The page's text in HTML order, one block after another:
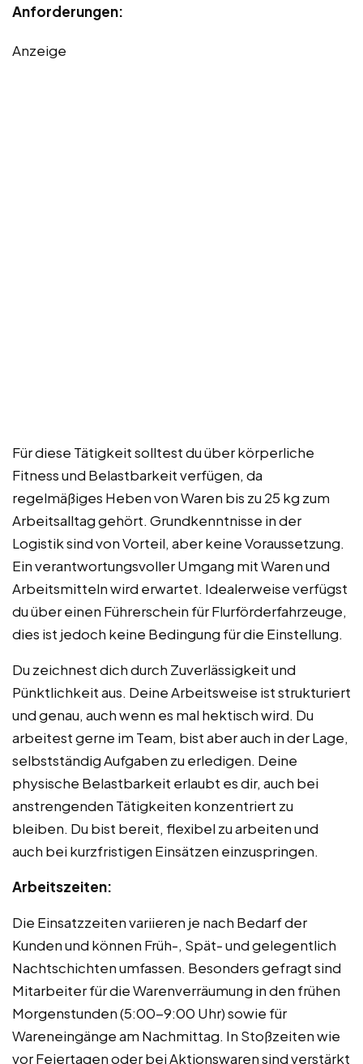
Anforderungen:
Anzeige
Für diese Tätigkeit solltest du über körperliche
Fitness und Belastbarkeit verfügen, da
regelmäßiges Heben von Waren bis zu 25 kg zum
Arbeitsalltag gehört. Grundkenntnisse in der
Logistik sind von Vorteil, aber keine Voraussetzung.
Ein verantwortungsvoller Umgang mit Waren und
Arbeitsmitteln wird erwartet. Idealerweise verfügst
du über einen Führerschein für Flurförderfahrzeuge,
dies ist jedoch keine Bedingung für die Einstellung.
Du zeichnest dich durch Zuverlässigkeit und
Pünktlichkeit aus. Deine Arbeitsweise ist strukturiert
und genau, auch wenn es mal hektisch wird. Du
arbeitest gerne im Team, bist aber auch in der Lage,
selbstständig Aufgaben zu erledigen. Deine
physische Belastbarkeit erlaubt es dir, auch bei
anstrengenden Tätigkeiten konzentriert zu
bleiben. Du bist bereit, flexibel zu arbeiten und
auch bei kurzfristigen Einsätzen einzuspringen.
Arbeitszeiten:
Die Einsatzzeiten variieren je nach Bedarf der
Kunden und können Früh-, Spät- und gelegentlich
Nachtschichten umfassen. Besonders gefragt sind
Mitarbeiter für die Warenverräumung in den frühen
Morgenstunden (5:00-9:00 Uhr) sowie für
Wareneingänge am Nachmittag. In Stoßzeiten wie
vor Feiertagen oder bei Aktionswaren sind verstärkt